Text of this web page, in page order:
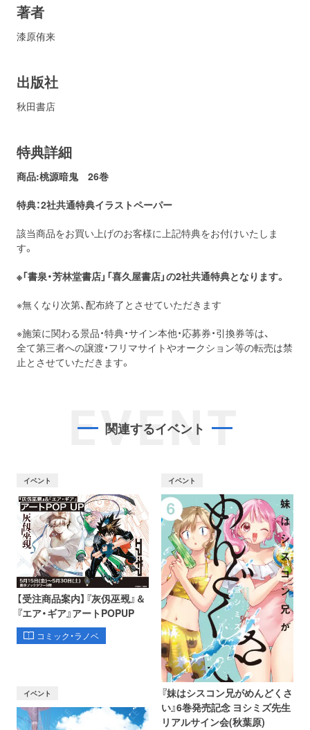
著者
漆原侑来
出版社
秋田書店
特典詳細
商品:桃源暗鬼26巻
特典：2社共通特典イラストペーパー
該当商品をお買い上げのお客様に上記特典をお付けいたしま
す。
※「書泉・芳林堂書店」「喜久屋書店」の2社共通特典となります。
※無くなり次第、配布終了とさせていただきます
※施策に関わる景品・特典・サイン本他・応募券・引換券等は、
全て第三者への譲渡・フリマサイトやオークション等の転売は禁
止とさせていただきます。
EVENT
関連するイベント
イベント
【受注商品案内】『灰仭巫覡』＆
『エア・ギア』アートPOPUP
コミック・ラノベ
イベント
『妹はシスコン兄がめんどくさ
い』6巻発売記念 ヨシミズ先生
リアルサイン会(秋葉原)
イベント